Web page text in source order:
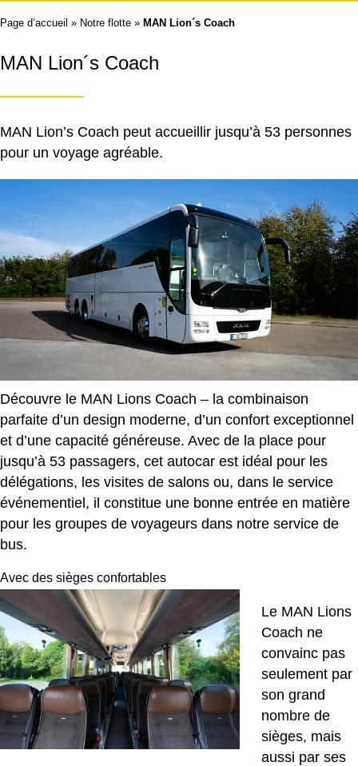
Page d’accueil » Notre flotte » MAN Lion´s Coach
MAN Lion´s Coach
MAN Lion’s Coach peut accueillir jusqu’à 53 personnes
pour un voyage agréable.
Découvre le MAN Lions Coach – la combinaison
parfaite d’un design moderne, d’un confort exceptionnel
et d’une capacité généreuse. Avec de la place pour
jusqu’à 53 passagers, cet autocar est idéal pour les
délégations, les visites de salons ou, dans le service
événementiel, il constitue une bonne entrée en matière
pour les groupes de voyageurs dans notre service de
bus.
Avec des sièges confortables
Le MAN Lions
Coach ne
convainc pas
seulement par
son grand
nombre de
sièges, mais
aussi par ses